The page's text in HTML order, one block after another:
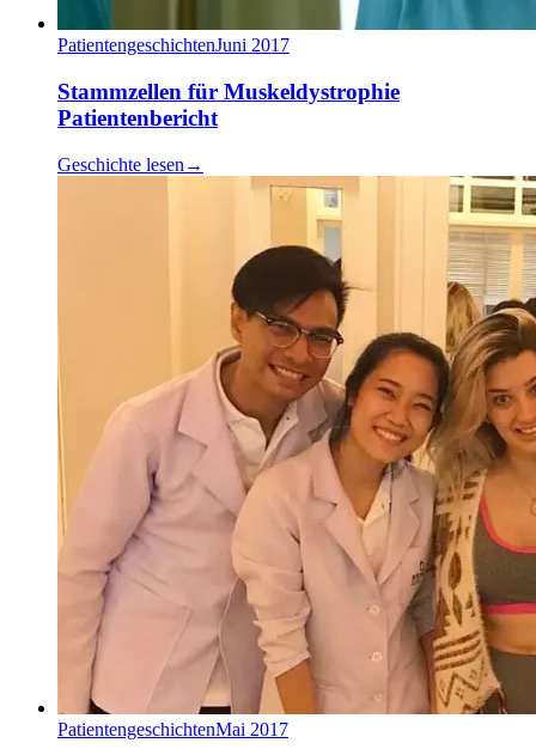
PatientengeschichtenJuni 2017
Stammzellen für Muskeldystrophie
Patientenbericht
Geschichte lesen →
PatientengeschichtenMai 2017